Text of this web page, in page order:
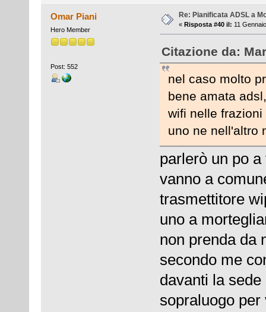
Omar Piani
Hero Member
Post: 552
Re: Pianificata ADSL a
« Risposta #40 il: 11
Citazione da:
nel caso molto
bene amata
wifi nelle
uno ne nell'altro
parlerò un po
vanno a
trasmettitore
uno a
non prenda da
secondo me
davanti la
sopraluogo